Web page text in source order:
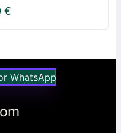
€
WhatsApp